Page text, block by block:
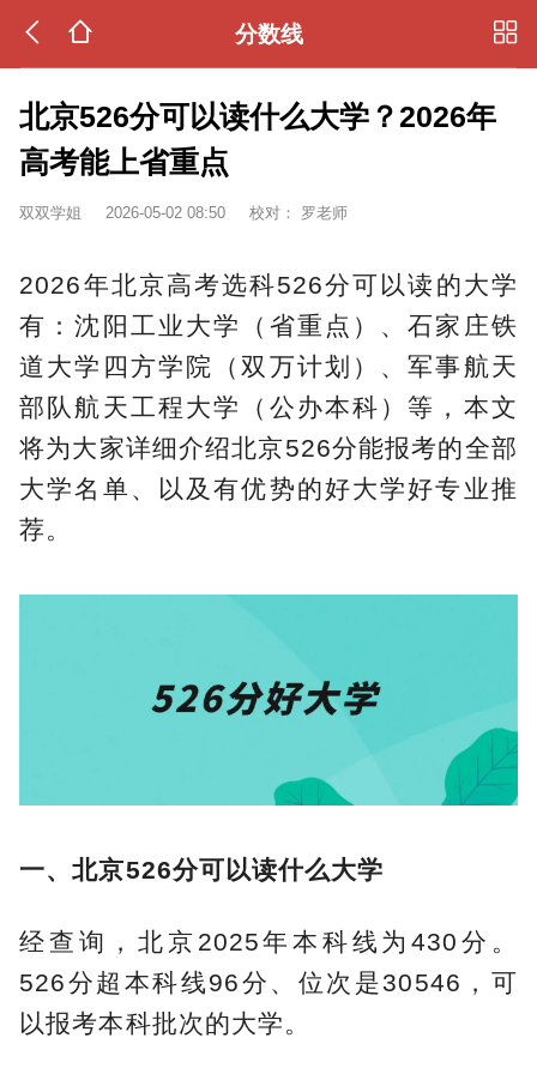
分数线
北京526分可以读什么大学？2026年
高考能上省重点
双双学姐 2026-05-02 08:50 校对： 罗老师
2026年北京高考选科526分可以读的大学
有：沈阳工业大学（省重点）、石家庄铁
道大学四方学院（双万计划）、军事航天
部队航天工程大学（公办本科）等，本文
将为大家详细介绍北京526分能报考的全部
大学名单、以及有优势的好大学好专业推
荐。
一、北京526分可以读什么大学
经查询，北京2025年本科线为430分。
526分超本科线96分、位次是30546，可
以报考本科批次的大学。